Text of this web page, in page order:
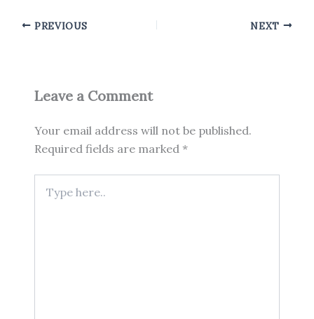
PREVIOUS NEXT
Leave a Comment
Your email address will not be published.
Required fields are marked *
here..